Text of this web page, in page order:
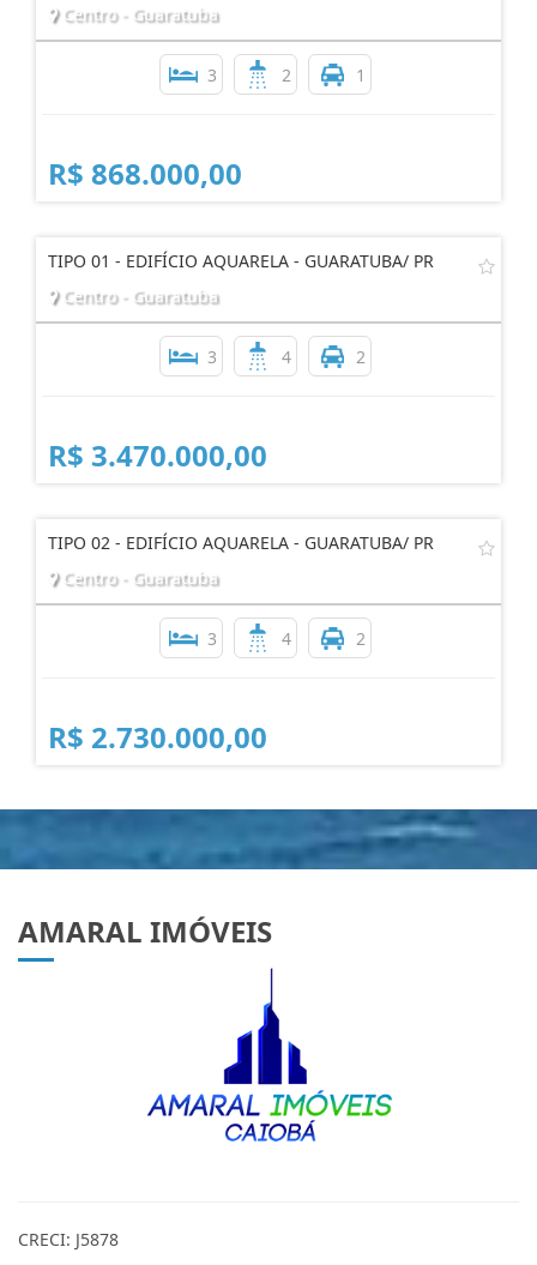
Centro - Guaratuba
3 2 1
R$ 868.000,00
TIPO 01 - EDIFÍCIO AQUARELA - GUARATUBA/ PR
Centro - Guaratuba
3 4 2
R$ 3.470.000,00
TIPO 02 - EDIFÍCIO AQUARELA - GUARATUBA/ PR
Centro - Guaratuba
3 4 2
R$ 2.730.000,00
AMARAL IMÓVEIS